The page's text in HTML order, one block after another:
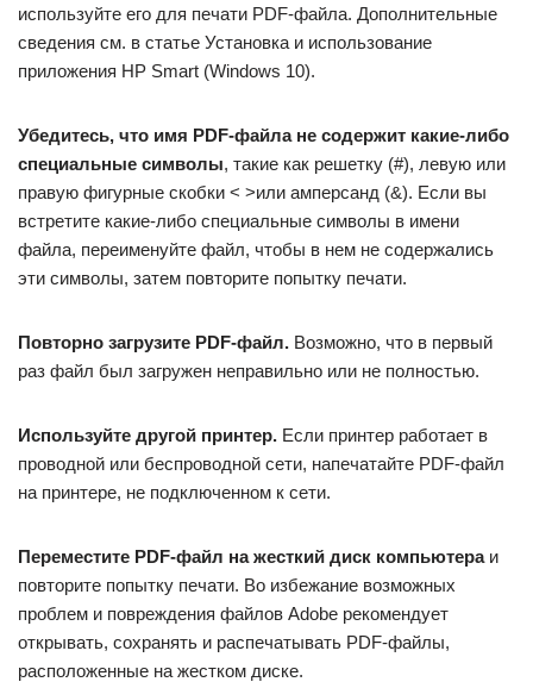
используйте его для печати PDF-файла. Дополнительные
сведения см. в статье Установка и использование
приложения HP Smart (Windows 10).
Убедитесь, что имя PDF-файла не содержит какие-либо
специальные символы, такие как решетку (#), левую или
правую фигурные скобки < >или амперсанд (&). Если вы
встретите какие-либо специальные символы в имени
файла, переименуйте файл, чтобы в нем не содержались
эти символы, затем повторите попытку печати.
Повторно загрузите PDF-файл. Возможно, что в первый
раз файл был загружен неправильно или не полностью.
Используйте другой принтер. Если принтер работает в
проводной или беспроводной сети, напечатайте PDF-файл
на принтере, не подключенном к сети.
Переместите PDF-файл на жесткий диск компьютераи
повторите попытку печати. Во избежание возможных
проблем и повреждения файлов Adobe рекомендует
открывать, сохранять и распечатывать PDF-файлы,
расположенные на жестком диске.